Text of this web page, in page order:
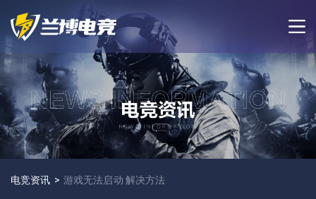
电竞资讯 > 游戏无法启动 解决方法